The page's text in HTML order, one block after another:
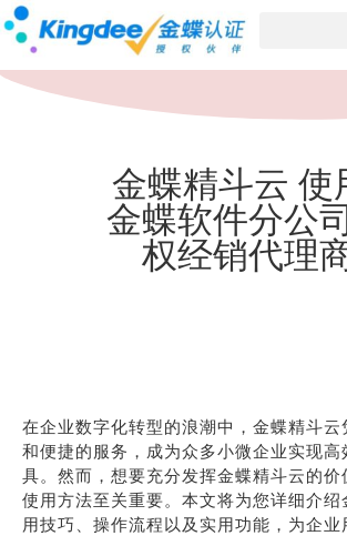
金蝶精斗云 使
金蝶软件分公
权经销代理
在企业数字化转型的浪潮中，金蝶精斗云
和便捷的服务，成为众多小微企业实现高
具。然而，想要充分发挥金蝶精斗云的价
使用方法至关重要。本文将为您详细介绍
用技巧、操作流程以及实用功能，为企业